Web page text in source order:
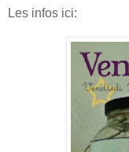
Les infos ici: